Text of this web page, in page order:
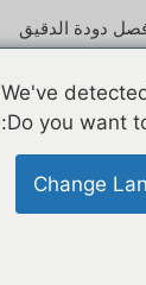
دودة الدقيق
We've
Do you want
Change